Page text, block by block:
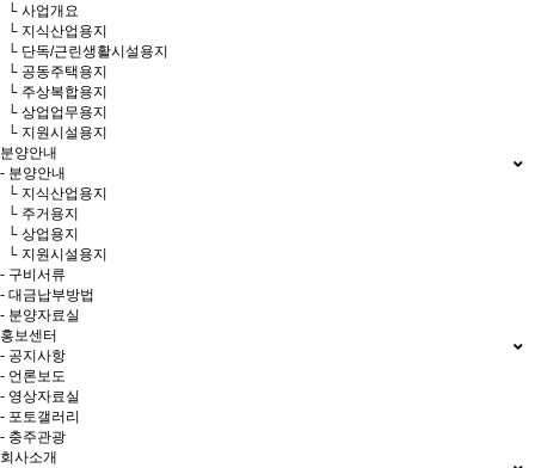
└ 사업개요
└ 지식산업용지
└ 단독/근린생활시설용지
└ 공동주택용지
└ 주상복합용지
└ 상업업무용지
└ 지원시설용지
분양안내
- 분양안내
└ 지식산업용지
└ 주거용지
└ 상업용지
└ 지원시설용지
- 구비서류
- 대금납부방법
- 분양자료실
홍보센터
- 공지사항
- 언론보도
- 영상자료실
- 포토갤러리
- 충주관광
회사소개